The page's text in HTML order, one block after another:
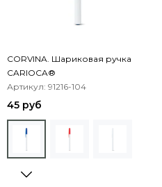
CORVINA. Шариковая ручка
CARIOCA®
Артикул: 91216-104
45 руб